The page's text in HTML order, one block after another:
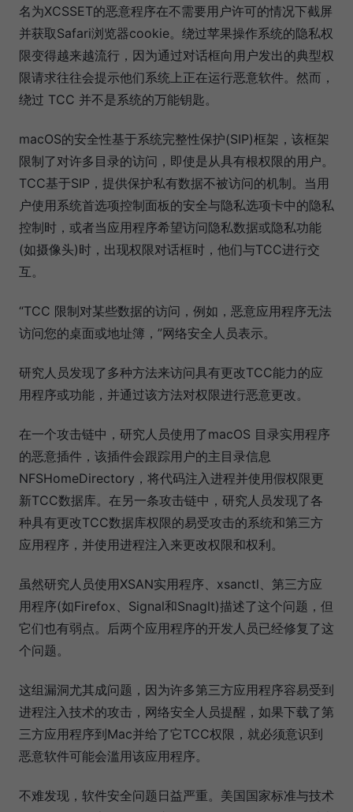
名为XCSSET的恶意程序在不需要用户许可的情况下截屏
并获取Safari浏览器cookie。绕过苹果操作系统的隐私权
限变得越来越流行，因为通过对话框向用户发出的典型权
限请求往往会提示他们系统上正在运行恶意软件。然而，
绕过 TCC 并不是系统的万能钥匙。
macOS的安全性基于系统完整性保护(SIP)框架，该框架
限制了对许多目录的访问，即使是从具有根权限的用户。
TCC基于SIP，提供保护私有数据不被访问的机制。当用
户使用系统首选项控制面板的安全与隐私选项卡中的隐私
控制时，或者当应用程序希望访问隐私数据或隐私功能
(如摄像头)时，出现权限对话框时，他们与TCC进行交
互。
“TCC 限制对某些数据的访问，例如，恶意应用程序无法
访问您的桌面或地址簿，”网络安全人员表示。
研究人员发现了多种方法来访问具有更改TCC能力的应
用程序或功能，并通过该方法对权限进行恶意更改。
在一个攻击链中，研究人员使用了macOS 目录实用程序
的恶意插件，该插件会跟踪用户的主目录信息
NFSHomeDirectory，将代码注入进程并使用假权限更
新TCC数据库。在另一条攻击链中，研究人员发现了各
种具有更改TCC数据库权限的易受攻击的系统和第三方
应用程序，并使用进程注入来更改权限和权利。
虽然研究人员使用XSAN实用程序、xsanctl、第三方应
用程序(如Firefox、Signal和SnagIt)描述了这个问题，但
它们也有弱点。后两个应用程序的开发人员已经修复了这
个问题。
这组漏洞尤其成问题，因为许多第三方应用程序容易受到
进程注入技术的攻击，网络安全人员提醒，如果下载了第
三方应用程序到Mac并给了它TCC权限，就必须意识到
恶意软件可能会滥用该应用程序。
不难发现，软件安全问题日益严重。美国国家标准与技术